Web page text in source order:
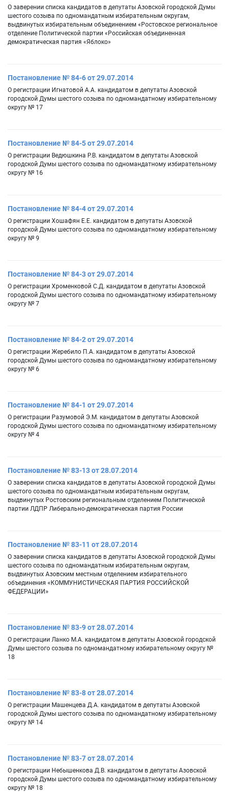
О заверении списка кандидатов в депутаты Азовской городской Думы
шестого созыва по одномандатным избирательным округам,
выдвинутых избирательным объединением «Ростовское региональное
отделение Политической партии «Российская объединенная
демократическая партия «Яблоко»
Постановление № 84-6 от 29.07.2014
О регистрации Игнатовой А.А. кандидатом в депутаты Азовской
городской Думы шестого созыва по одномандатному избирательному
округу № 17
Постановление № 84-5 от 29.07.2014
О регистрации Ведюшкина Р.В. кандидатом в депутаты Азовской
городской Думы шестого созыва по одномандатному избирательному
округу № 16
Постановление № 84-4 от 29.07.2014
О регистрации Хошафян Е.Е. кандидатом в депутаты Азовской
городской Думы шестого созыва по одномандатному избирательному
округу № 9
Постановление № 84-3 от 29.07.2014
О регистрации Хроменковой С.Д. кандидатом в депутаты Азовской
городской Думы шестого созыва по одномандатному избирательному
округу № 7
Постановление № 84-2 от 29.07.2014
О регистрации Жеребило П.А. кандидатом в депутаты Азовской
городской Думы шестого созыва по одномандатному избирательному
округу № 6
Постановление № 84-1 от 29.07.2014
О регистрации Разумовой Э.М. кандидатом в депутаты Азовской
городской Думы шестого созыва по одномандатному избирательному
округу № 4
Постановление № 83-13 от 28.07.2014
О заверении списка кандидатов в депутаты Азовской городской Думы
шестого созыва по одномандатным избирательным округам,
выдвинутых Ростовским региональным отделением Политической
партии ЛДПР Либерально-демократическая партия России
Постановление № 83-11 от 28.07.2014
О заверении списка кандидатов в депутаты Азовской городской Думы
шестого созыва по одномандатным избирательным округам,
выдвинутых Азовским местным отделением избирательного
объединения «КОММУНИСТИЧЕСКАЯ ПАРТИЯ РОССИЙСКОЙ
ФЕДЕРАЦИИ»
Постановление № 83-9 от 28.07.2014
О регистрации Ланко М.А. кандидатом в депутаты Азовской городской
Думы шестого созыва по одномандатному избирательному округу №
18
Постановление № 83-8 от 28.07.2014
О регистрации Машенцева Д.А. кандидатом в депутаты Азовской
городской Думы шестого созыва по одномандатному избирательному
округу № 14
Постановление № 83-7 от 28.07.2014
О регистрации Небышенкова Д.В. кандидатом в депутаты Азовской
городской Думы шестого созыва по одномандатному избирательному
округу № 18